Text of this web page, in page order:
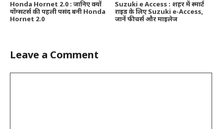
Honda Hornet 2.0 : जानिए क्यों
योंग्सटर्स की पहली पसंद बनी Honda
Hornet 2.0
Suzuki e Access : शहर में स्मार्ट
राइड के लिए Suzuki e-Access,
जानें फीचर्स और माइलेज
Leave a Comment